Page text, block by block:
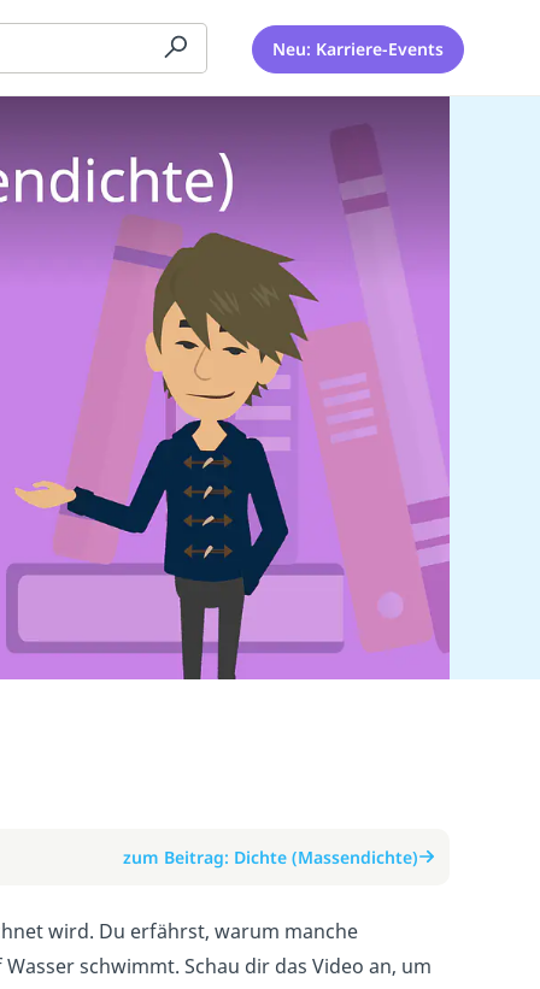
Neu: Karriere-Events
zum Beitrag: Dichte (Massendichte)
wird. Du erfährst, warum manche
schwimmt. Schau dir das Video an, um